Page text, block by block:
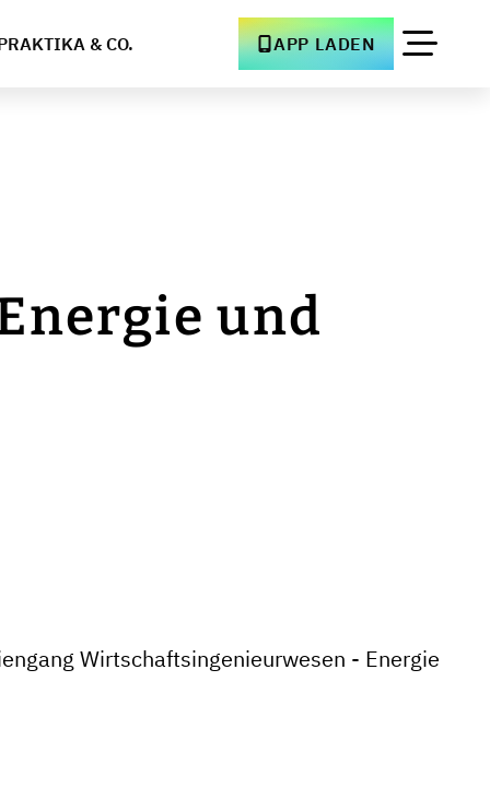
& CO. APP LADEN
und
Wirtschaftsingenieurwesen - Energie